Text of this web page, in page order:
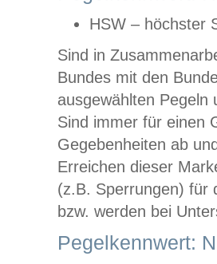
HSW – höchster
Sind in
Bundes mit den
ausgewählten
Sind immer für einen
Gegebenheiten ab
Erreichen dieser
(z.B. Sperrungen) für
bzw. werden bei
Pegelkennwert: